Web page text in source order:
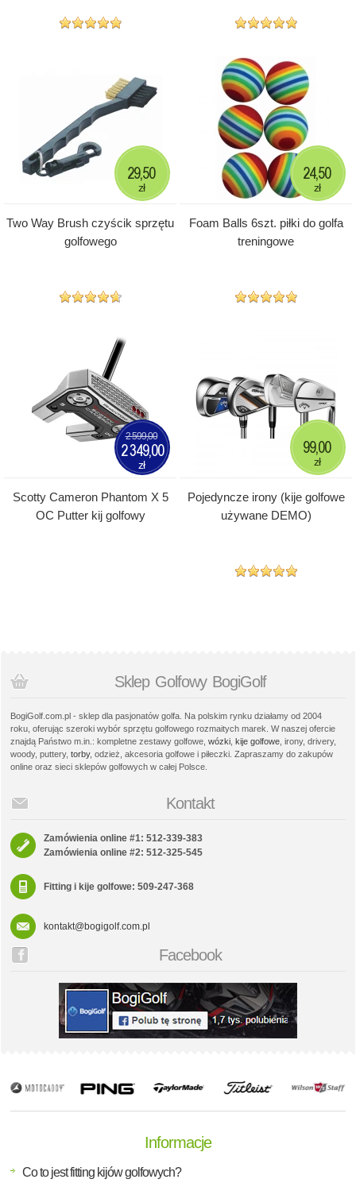
Two Way Brush czyścik sprzętu
golfowego
29,50
zł
Foam Balls 6szt. piłki do golfa
treningowe
24,50
zł
Scotty Cameron Phantom X 5
OC Putter kij golfowy
2 599,00
2 349,00
zł
Pojedyncze irony (kije golfowe
używane DEMO)
99,00
zł
Sklep Golfowy BogiGolf
BogiGolf.com.pl - sklep dla pasjonatów golfa. Na polskim rynku działamy od 2004
roku, oferując szeroki wybór sprzętu golfowego rozmaitych marek. W naszej ofercie
znajdą Państwo m.in.: kompletne zestawy golfowe, wózki kije golfowe , irony, drivery,
woody, puttery, torby, odzież, akcesoria golfowe i piłeczki. Zapraszamy do zakupów
online oraz sieci sklepów golfowych w całej Polsce.
Kontakt
Zamówienia online #1: 512-339-383
Zamówienia online #2: 512-325-545
Fitting i kije golfowe: 509-247-368
kontakt@bogigolf.com.pl
Facebook
Informacje
Co to jest fitting kijów golfowych?